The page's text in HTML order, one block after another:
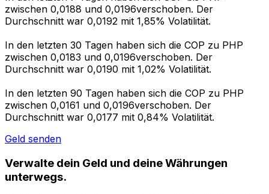
zwischen 0,0188 und 0,0196verschoben. Der
Durchschnitt war 0,0192 mit 1,85% Volatilität.
In den letzten 30 Tagen haben sich die COP zu PHP
zwischen 0,0183 und 0,0196verschoben. Der
Durchschnitt war 0,0190 mit 1,02% Volatilität.
In den letzten 90 Tagen haben sich die COP zu PHP
zwischen 0,0161 und 0,0196verschoben. Der
Durchschnitt war 0,0177 mit 0,84% Volatilität.
Geld senden
Verwalte dein Geld und deine Währungen
unterwegs.